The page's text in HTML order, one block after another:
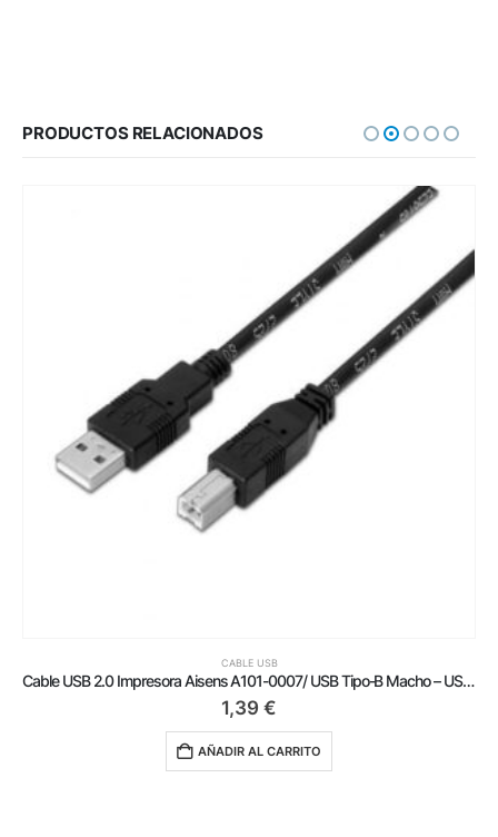
PRODUCTOS RELACIONADOS
CABLE USB
Cable USB 2.0 Impresora Aisens A101-0007/ USB Tipo-B Macho – USB Macho/ Hasta 2.5W/ 60Mbps/ 3m/ Negro
1,39 €
AÑADIR AL CARRITO